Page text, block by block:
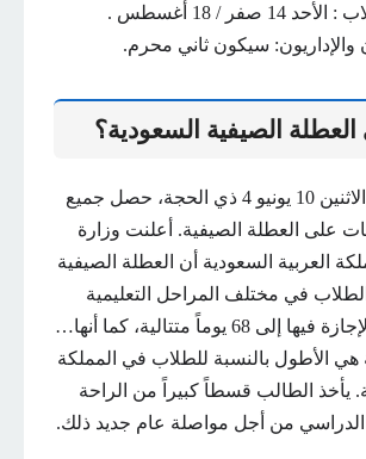
صفر / 18 أغسطس .
والإداريون: سيكون ثاني محرم.
الصيفية السعودية؟
اعتبارًا من يوم الاثنين 10 يونيو 4 ذي الحجة، حصل جميع
على العطلة الصيفية. أعلنت وزارة
العربية السعودية أن العطلة الصيفية
في مختلف المراحل التعليمية
يصل عدد أيام الإجازة فيها إلى 68 يوماً متتالية، كما أنها…
هي الأطول بالنسبة للطلاب في المملكة
يأخذ الطالب قسطاً كبيراً من الراحة
الدراسي من أجل مواصلة عام جديد ذلك.